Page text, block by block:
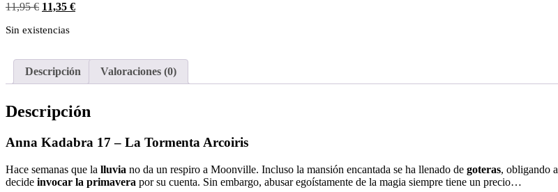
11,95€ 11,35 €
Sin existencias
Descripción Valoraciones (0)
Descripción
Anna Kadabra 17 – La Tormenta Arcoiris
Hace semanas que la lluvia no da un respiro a Moonville. Incluso la mansión encantada se ha llenado de goteras, obligando
decide invocar la primavera por su cuenta. Sin embargo, abusar egoístamente de la magia siempre tiene un precio…